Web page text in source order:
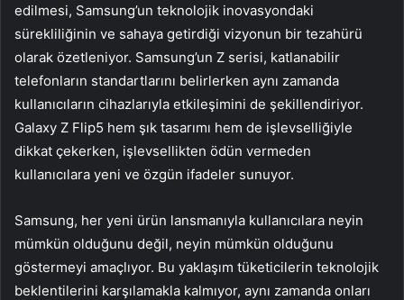
edilmesi, Samsung’un teknolojik inovasyondaki
sürekliliğinin ve sahaya getirdiği vizyonun bir tezahürü
olarak özetleniyor. Samsung’un Z serisi, katlanabilir
telefonların standartlarını belirlerken aynı zamanda
kullanıcıların cihazlarıyla etkileşimini de şekillendiriyor.
Galaxy Z Flip5 hem şık tasarımı hem de işlevselliğiyle
dikkat çekerken, işlevsellikten ödün vermeden
kullanıcılara yeni ve özgün ifadeler sunuyor.
Samsung, her yeni ürün lansmanıyla kullanıcılara neyin
mümkün olduğunu değil, neyin mümkün olduğunu
göstermeyi amaçlıyor. Bu yaklaşım tüketicilerin teknolojik
beklentilerini karşılamakla kalmıyor, aynı zamanda onları